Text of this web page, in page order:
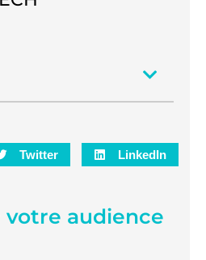
Twitter LinkedIn
votre audience